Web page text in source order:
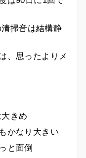
掃音は結構静
、思ったよりメ
きめ
かなり大きい
と面倒